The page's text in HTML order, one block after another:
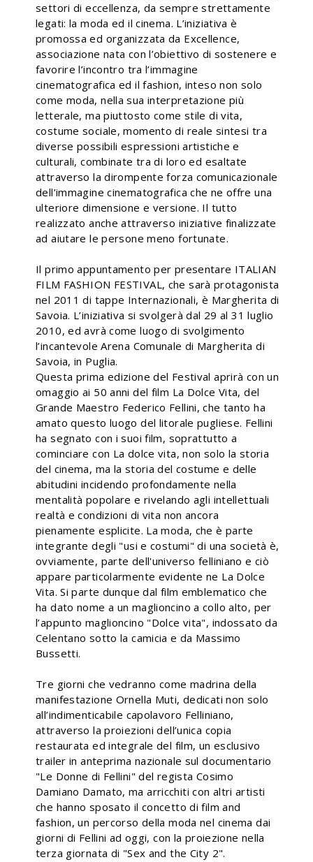
settori di eccellenza, da sempre strettamente
legati: la moda ed il cinema. L’iniziativa è
promossa ed organizzata da Excellence,
associazione nata con l’obiettivo di sostenere e
favorire l’incontro tra l’immagine
cinematografica ed il fashion, inteso non solo
come moda, nella sua interpretazione più
letterale, ma piuttosto come stile di vita,
costume sociale, momento di reale sintesi tra
diverse possibili espressioni artistiche e
culturali, combinate tra di loro ed esaltate
attraverso la dirompente forza comunicazionale
dell’immagine cinematografica che ne offre una
ulteriore dimensione e versione. Il tutto
realizzato anche attraverso iniziative finalizzate
ad aiutare le persone meno fortunate.
Il primo appuntamento per presentare ITALIAN
FILM FASHION FESTIVAL, che sarà protagonista
nel 2011 di tappe Internazionali, è Margherita di
Savoia. L’iniziativa si svolgerà dal 29 al 31 luglio
2010, ed avrà come luogo di svolgimento
l’incantevole Arena Comunale di Margherita di
Savoia, in Puglia.
Questa prima edizione del Festival aprirà con un
omaggio ai 50 anni del film La Dolce Vita, del
Grande Maestro Federico Fellini, che tanto ha
amato questo luogo del litorale pugliese. Fellini
ha segnato con i suoi film, soprattutto a
cominciare con La dolce vita, non solo la storia
del cinema, ma la storia del costume e delle
abitudini incidendo profondamente nella
mentalità popolare e rivelando agli intellettuali
realtà e condizioni di vita non ancora
pienamente esplicite. La moda, che è parte
integrante degli "usi e costumi" di una società è,
ovviamente, parte dell'universo felliniano e ciò
appare particolarmente evidente ne La Dolce
Vita. Si parte dunque dal film emblematico che
ha dato nome a un maglioncino a collo alto, per
l’appunto maglioncino "Dolce vita", indossato da
Celentano sotto la camicia e da Massimo
Bussetti.
Tre giorni che vedranno come madrina della
manifestazione Ornella Muti, dedicati non solo
all’indimenticabile capolavoro Felliniano,
attraverso la proiezioni dell’unica copia
restaurata ed integrale del film, un esclusivo
trailer in anteprima nazionale sul documentario
"Le Donne di Fellini" del regista Cosimo
Damiano Damato, ma arricchiti con altri artisti
che hanno sposato il concetto di film and
fashion, un percorso della moda nel cinema dai
giorni di Fellini ad oggi, con la proiezione nella
terza giornata di "Sex and the City 2".